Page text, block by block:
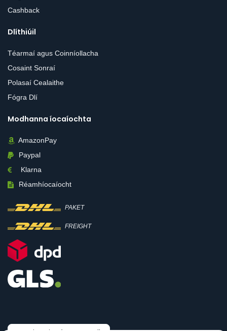
Cashback
Dlíthiúil
Téarmaí agus Coinníollacha
Cosaint Sonraí
Polasaí Cealaithe
Fógra Dlí
Modhanna íocaíochta
AmazonPay
Paypal
Klarna
Réamhíocaíocht
PAKET
FREIGHT